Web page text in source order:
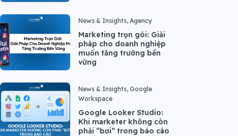
News & Insights, Agency
Marketing trọn gói: Giải
pháp cho doanh nghiệp
muốn tăng trưởng bền
vững
News & Insights, Google
Workspace
Google Looker Studio:
Khi marketer không còn
phải “bơi” trong báo cáo